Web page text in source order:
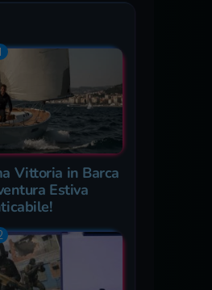
Vittoria in Barca
Estiva